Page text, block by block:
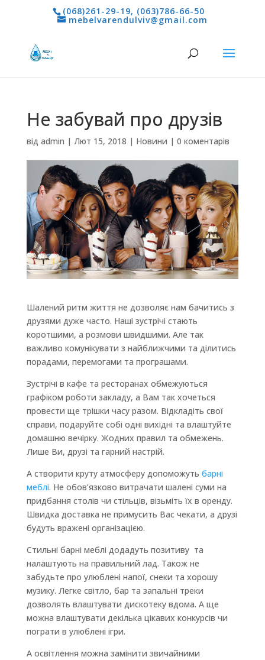
(068)261-29-19, (063)786-66-50
mebelvarendulviv@gmail.com
Не забувай про друзів
від admin | Лют 15, 2018 | Новини | 0 коментарів
Шалений ритм життя не дозволяє нам бачитись з
друзями дуже часто. Наші зустрічі стають
коротшими, а розмови швидшими. Але так
важливо комунікувати з найближчими та ділитись
порадами, перемогами та програшами.
Зустрічі в кафе та ресторанах обмежуються
графіком роботи закладу, а Вам так хочеться
провести ще трішки часу разом. Відкладіть свої
справи, подаруйте собі одні вихідні та влаштуйте
домашню вечірку. Жодних правил та обмежень.
Лише Ви, друзі та гарний настрій.
А створити круту атмосферу допоможуть барні
меблі. Не обов’язково витрачати шалені суми на
придбання столів чи стільців, візьміть їх в оренду.
Швидка доставка не примусить Вас чекати, а друзі
будуть вражені організацією.
Стильні барні меблі додадуть позитиву та
налаштують на правильний лад. Також не
забудьте про улюблені напої, снеки та хорошу
музику. Легке світло, бар та запальні треки
дозволять влаштувати дискотеку вдома. А ще
можна влаштувати декілька цікавих конкурсів чи
пограти в улюблені ігри.
А освітлення можна замінити звичайними